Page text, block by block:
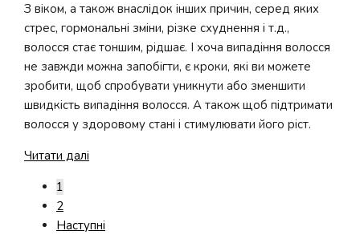
що
глибоко
очищають
З віком, а також внаслідок інших причин, серед яких
стрес, гормональні зміни, різке схуднення і т.д.,
волосся стає тоншим, рідшає. І хоча випадіння волосся
не завжди можна запобігти, є кроки, які ви можете
зробити, щоб спробувати уникнути або зменшити
швидкість випадіння волосся. А також щоб підтримати
волосся у здоровому стані і стимулювати його ріст.
Читати далі
волосся
Пагінація
записів
1
2
Наступні